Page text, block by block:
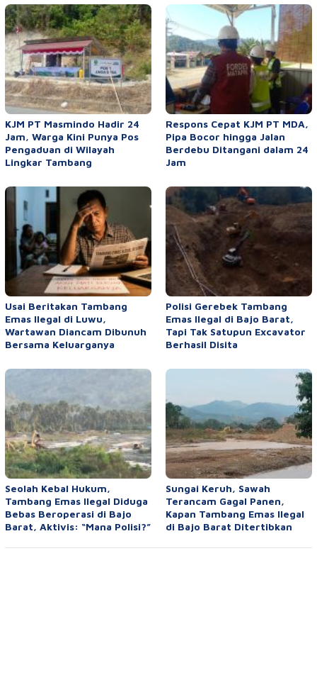
KJM PT Masmindo Hadir 24
Jam, Warga Kini Punya Pos
Pengaduan di Wilayah
Lingkar Tambang
Respons Cepat KJM PT MDA,
Pipa Bocor hingga Jalan
Berdebu Ditangani dalam 24
Jam
Usai Beritakan Tambang
Emas Ilegal di Luwu,
Wartawan Diancam Dibunuh
Bersama Keluarganya
Polisi Gerebek Tambang
Emas Ilegal di Bajo Barat,
Tapi Tak Satupun Excavator
Berhasil Disita
Seolah Kebal Hukum,
Tambang Emas Ilegal Diduga
Bebas Beroperasi di Bajo
Barat, Aktivis: “Mana Polisi?”
Sungai Keruh, Sawah
Terancam Gagal Panen,
Kapan Tambang Emas Ilegal
di Bajo Barat Ditertibkan